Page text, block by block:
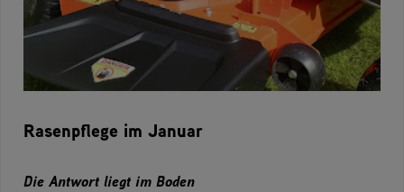
Rasenpflege im Januar
Die Antwort liegt im Boden